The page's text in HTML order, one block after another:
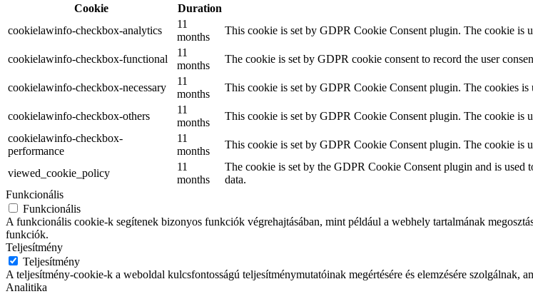
Cookie
Duration
cookielawinfo-checkbox-analytics
11
months
This cookie is set by GDPR Cookie Consent plugin. The cookie is
cookielawinfo-checkbox-functional
11
months
The cookie is set by GDPR cookie consent to record the user
cookielawinfo-checkbox-necessary
11
months
This cookie is set by GDPR Cookie Consent plugin. The cookies
cookielawinfo-checkbox-others
11
months
This cookie is set by GDPR Cookie Consent plugin. The cookie is
cookielawinfo-checkbox-
performance
11
months
This cookie is set by GDPR Cookie Consent plugin. The cookie is
viewed_cookie_policy
11
months
The cookie is set by the GDPR Cookie Consent plugin and is used
data.
Funkcionális
Funkcionális
A funkcionális cookie-k segítenek bizonyos funkciók végrehajtásában, mint például a webhely tartalmának
funkciók.
Teljesítmény
Teljesítmény
A teljesítmény-cookie-k a weboldal kulcsfontosságú teljesítménymutatóinak megértésére és elemzésére szolgálnak,
Analitika